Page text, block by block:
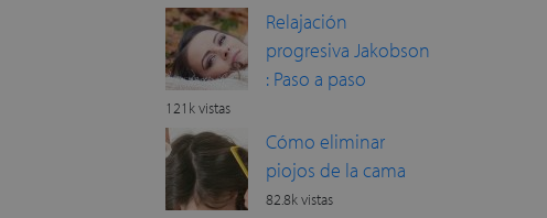
Relajación
progresiva Jakobson
: Paso a paso
121k vistas
Cómo eliminar
piojos de la cama
82.8k vistas